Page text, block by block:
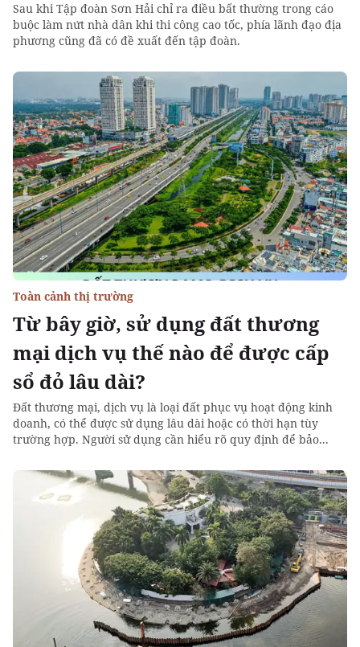
Sau khi Tập đoàn Sơn Hải chỉ ra điều bất thường trong cáo
buộc làm nứt nhà dân khi thi công cao tốc, phía lãnh đạo địa
phương cũng đã có đề xuất đến tập đoàn.
Từ bây giờ, sử dụng đất thương
mại dịch vụ thế nào để được cấp
sổ đỏ lâu dài?
Toàn cảnh thị trường
Đất thương mại, dịch vụ là loại đất phục vụ hoạt động kinh
doanh, có thể được sử dụng lâu dài hoặc có thời hạn tùy
trường hợp. Người sử dụng cần hiểu rõ quy định để bảo...